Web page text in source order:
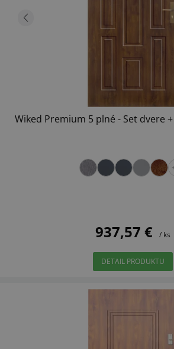
Wiked Premium 5 plné - Set dvere
937,57 € / ks
DETAIL PRODUKTU